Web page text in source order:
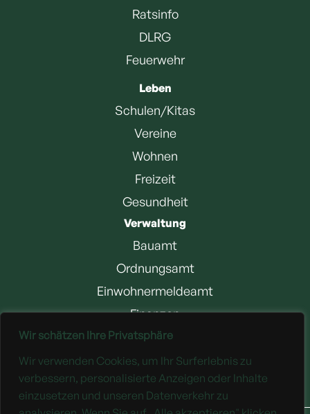
Wir schätzen Ihre Privatsphäre
Wir verwenden Cookies, um Ihr Surferlebnis zu
verbessern, personalisierte Anzeigen oder Inhalte
einzusetzen und unseren Datenverkehr zu
Ratsinfo
DLRG
Feuerwehr
Leben
Schulen/Kitas
Vereine
Wohnen
Freizeit
Gesundheit
Verwaltung
Bauamt
Ordnungsamt
Einwohnermeldeamt
Finanzen
Jobangebote
Downloads